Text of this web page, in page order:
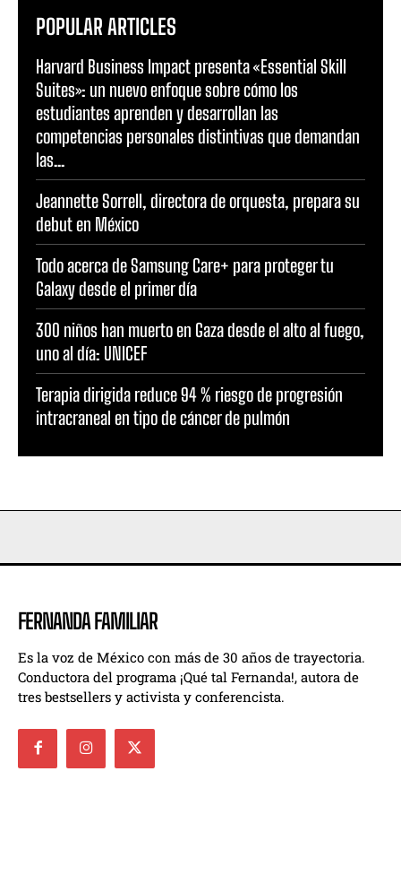
POPULAR ARTICLES
Harvard Business Impact presenta «Essential Skill
Suites»: un nuevo enfoque sobre cómo los
estudiantes aprenden y desarrollan las
competencias personales distintivas que demandan
las...
Jeannette Sorrell, directora de orquesta, prepara su
debut en México
Todo acerca de Samsung Care+ para proteger tu
Galaxy desde el primer día
300 niños han muerto en Gaza desde el alto al fuego,
uno al día: UNICEF
Terapia dirigida reduce 94 % riesgo de progresión
intracraneal en tipo de cáncer de pulmón
FERNANDA FAMILIAR
Es la voz de México con más de 30 años de trayectoria.
Conductora del programa ¡Qué tal Fernanda!, autora de
tres bestsellers y activista y conferencista.